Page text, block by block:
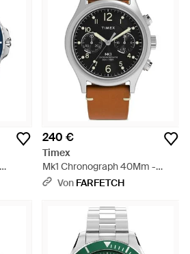
240 €
Timex
Mk1 Chronograph 40Mm -
Schwarz
Von FARFETCH